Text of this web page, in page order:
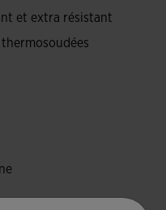
et extra résistant